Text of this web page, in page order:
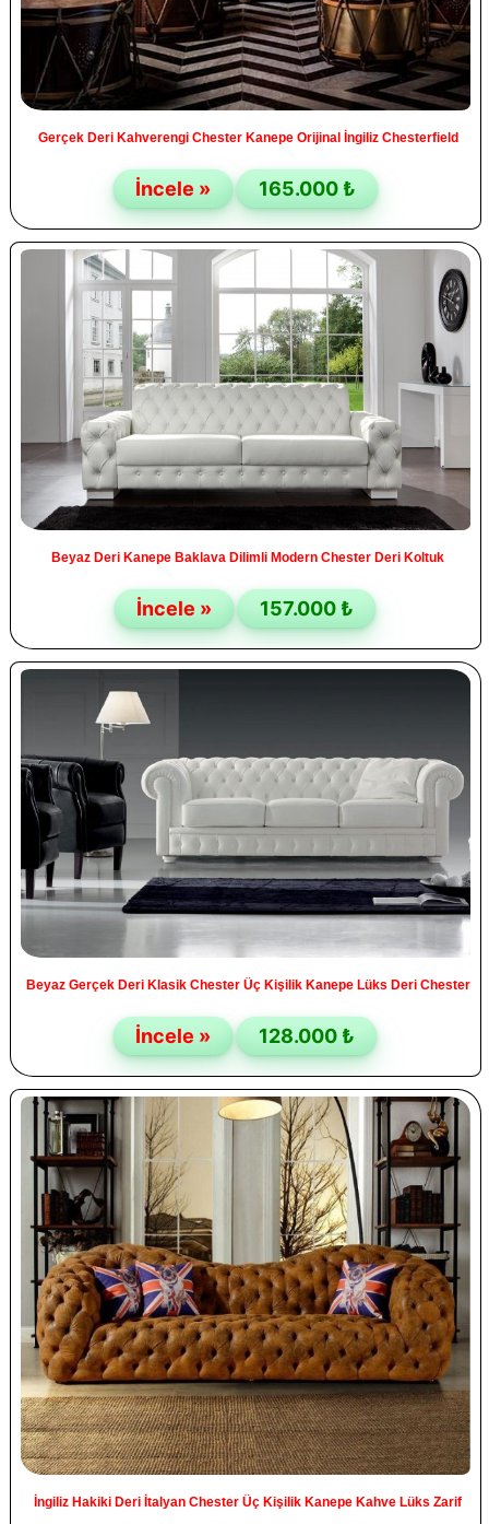
Gerçek Deri Kahverengi Chester Kanepe Orijinal İngiliz Chesterfield
İncele » 165.000 ₺
Beyaz Deri Kanepe Baklava Dilimli Modern Chester Deri Koltuk
İncele » 157.000 ₺
Beyaz Gerçek Deri Klasik Chester Üç Kişilik Kanepe Lüks Deri Chester
İncele » 128.000 ₺
İngiliz Hakiki Deri İtalyan Chester Üç Kişilik Kanepe Kahve Lüks Zarif